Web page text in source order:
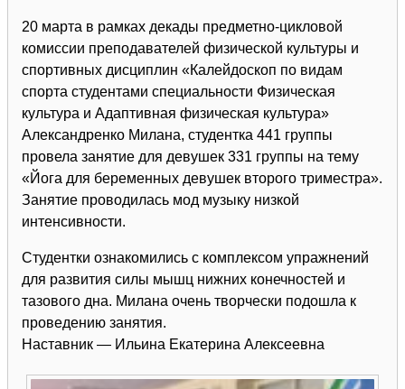
20 марта в рамках декады предметно-цикловой
комиссии преподавателей физической культуры и
спортивных дисциплин «Калейдоскоп по видам
спорта студентами специальности Физическая
культура и Адаптивная физическая культура»
Александренко Милана, студентка 441 группы
провела занятие для девушек 331 группы на тему
«Йога для беременных девушек второго триместра».
Занятие проводилась мод музыку низкой
интенсивности.
Студентки ознакомились с комплексом упражнений
для развития силы мышц нижних конечностей и
тазового дна. Милана очень творчески подошла к
проведению занятия.
Наставник — Ильина Екатерина Алексеевна